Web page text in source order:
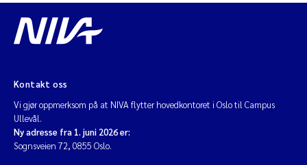
Kontakt oss
Vi gjør oppmerksom på at NIVA flytter hovedkontoret i Oslo til Campus
Ullevål.
Ny adresse fra 1. juni 2026 er:
Sognsveien 72, 0855 Oslo.